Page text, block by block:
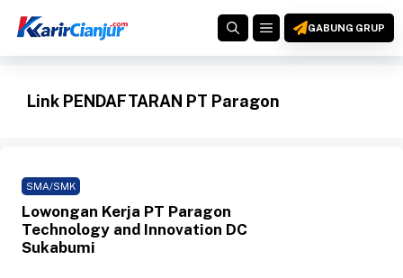
MENUGABUNG GRUP
Link PENDAFTARAN PT Paragon
SMA/SMK
Lowongan Kerja PT Paragon
Technology and Innovation DC
Sukabumi